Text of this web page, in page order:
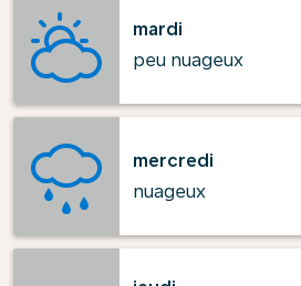
mardi
peu nuageux
mercredi
nuageux